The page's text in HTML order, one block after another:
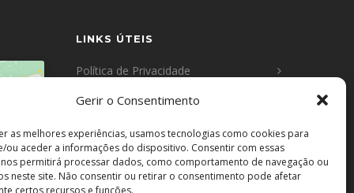
Gerir o Consentimento
as melhores experiências, usamos tecnologias como cookies para
ou aceder a informações do dispositivo. Consentir com essas
permitirá processar dados, como comportamento de navegação ou
neste site. Não consentir ou retirar o consentimento pode afetar
certos recursos e funções.
LINKS ÚTEIS
Política de Privacidade
Política de Cookies
Resolução de Conflitos
Livro de Reclamações